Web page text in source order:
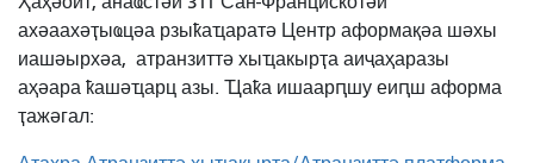
ахәаахәҭыҩцәа рзыҟаҵаратә Центр аформақәа шәхы
иашәырхәа, атранзиттә хыҵакырҭа аиҷаҳаразы
аҳәара ҟашәҵарц азы. Ҵаҟа ишаарԥшу еиԥш аформа
ҭажәгал: